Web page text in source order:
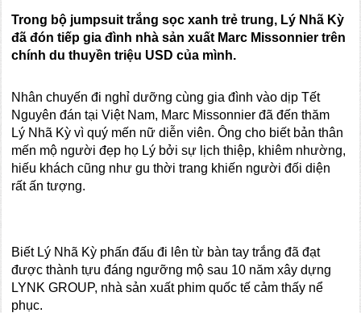
Trong bộ jumpsuit trắng sọc xanh trẻ trung, Lý Nhã Kỳ
đã đón tiếp gia đình nhà sản xuất Marc Missonnier trên
chính du thuyền triệu USD của mình.
Nhân chuyến đi nghỉ dưỡng cùng gia đình vào dịp Tết
Nguyên đán tại Việt Nam, Marc Missonnier đã đến thăm
Lý Nhã Kỳ vì quý mến nữ diễn viên. Ông cho biết bản thân
mến mộ người đẹp họ Lý bởi sự lịch thiệp, khiêm nhường,
hiếu khách cũng như gu thời trang khiến người đối diện
rất ấn tượng.
Biết Lý Nhã Kỳ phấn đấu đi lên từ bàn tay trắng đã đạt
được thành tựu đáng ngưỡng mộ sau 10 năm xây dựng
LYNK GROUP, nhà sản xuất phim quốc tế cảm thấy nể
phục.